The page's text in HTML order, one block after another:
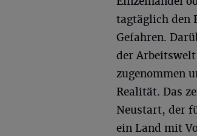
tagtäglich den
Gefahren.
der
zugenommen
Realität. Das
Neustart, der
ein Land mit